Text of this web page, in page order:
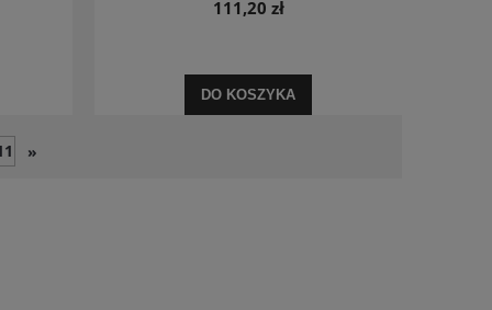
111,20 zł
DO KOSZYKA
»